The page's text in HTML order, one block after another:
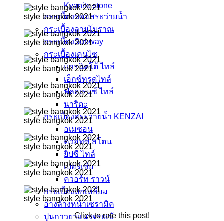
Kyanite stone
กระเบื้องขอบสระว่ายน้ำ
กระเบื้องลายโบราณ
กระเบื้องSubway
กระเบื้องเคนไซ
แกรนิตโต้ ไทล์
เอ็กซ์ทรูดไทล์
ฟลอเรนซ์ ไทล์
นาริตะ
กระเบื้องสระว่ายน้ำ KENZAI
อเมซอน
ควอทซ์ สโตน
ยิปซี ไทล์
เปอร์เซีย
ควอร์ท ราวน์
กระเบื้องหกเหลี่ยม
อ่างล้างหน้าเซรามิค
ปูนกาวยาเเนวจระเข้
style bangkok 2021
style bangkok 2021
style bangkok 2021
style bangkok 2021
style bangkok 2021
style bangkok 2021
style bangkok 2021
style bangkok 2021
Click to rate this post!